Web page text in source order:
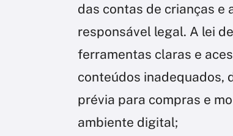
das contas de crianças e
responsável legal. A lei
ferramentas claras e
conteúdos inadequados,
prévia para compras e
ambiente digital;